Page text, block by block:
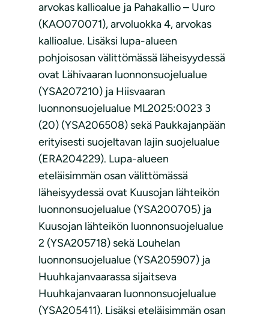
arvokas kallioalue ja Pahakallio – Uuro
(KAO070071), arvoluokka 4, arvokas
kallioalue. Lisäksi lupa-alueen
pohjoisosan välittömässä läheisyydessä
ovat Lähivaaran luonnonsuojelualue
(YSA207210) ja Hiisvaaran
luonnonsuojelualue ML2025:0023 3
(20) (YSA206508) sekä Paukkajanpään
erityisesti suojeltavan lajin suojelualue
(ERA204229). Lupa-alueen
eteläisimmän osan välittömässä
läheisyydessä ovat Kuusojan lähteikön
luonnonsuojelualue (YSA200705) ja
Kuusojan lähteikön luonnonsuojelualue
2 (YSA205718) sekä Louhelan
luonnonsuojelualue (YSA205907) ja
Huuhkajanvaarassa sijaitseva
Huuhkajanvaaran luonnonsuojelualue
(YSA205411). Lisäksi eteläisimmän osan